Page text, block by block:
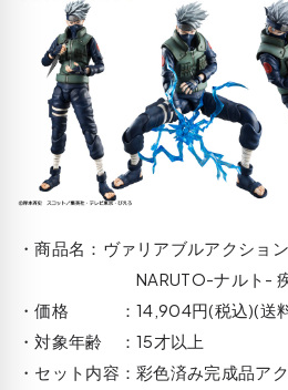
・商品名：ヴァリアブルアクショ
NARUTO-ナルト- 疾風
・価格 ：14,904円(税込)(送料
・対象年齢 ：15才以上
・セット内容：彩色済み完成品ア